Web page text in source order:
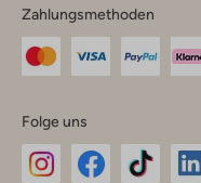
Zahlungsmethoden
Folge uns